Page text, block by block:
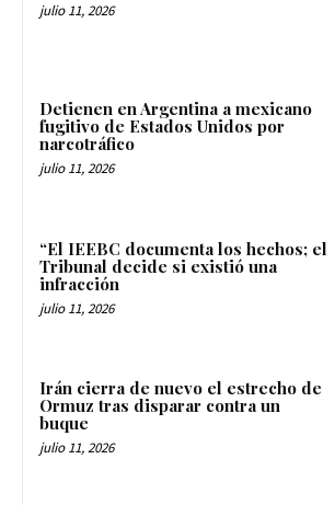
julio 11, 2026
Detienen en Argentina a mexicano
fugitivo de Estados Unidos por
narcotráfico
julio 11, 2026
“El IEEBC documenta los hechos; el
Tribunal decide si existió una
infracción
julio 11, 2026
Irán cierra de nuevo el estrecho de
Ormuz tras disparar contra un
buque
julio 11, 2026